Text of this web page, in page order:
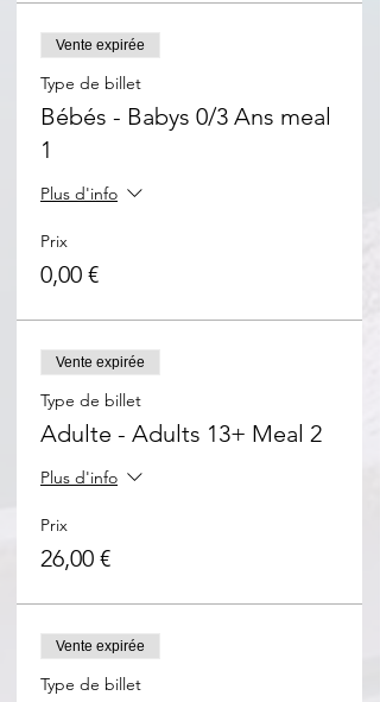
Vente expirée
Type de billet
Bébés - Babys 0/3 Ans meal
1
Plus d'info
Prix
0,00 €
Vente expirée
Type de billet
Adulte - Adults 13+ Meal 2
Plus d'info
Prix
26,00 €
Vente expirée
Type de billet